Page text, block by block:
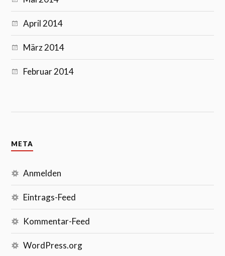
April 2014
März 2014
Februar 2014
META
Anmelden
Eintrags-Feed
Kommentar-Feed
WordPress.org